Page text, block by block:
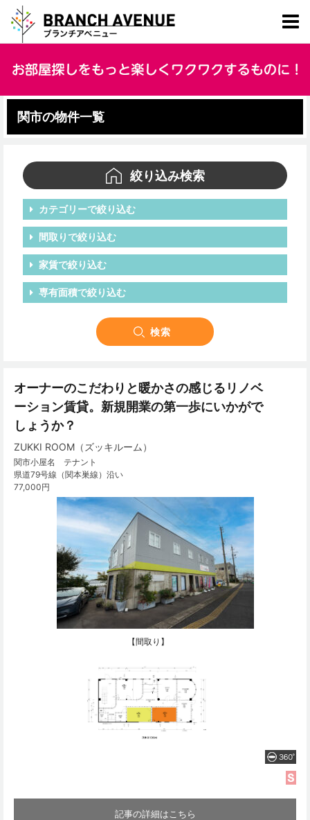
関市の物件一覧
絞り込み検索
カテゴリーで絞り込む
間取りで絞り込む
家賃で絞り込む
専有面積で絞り込む
オーナーのこだわりと暖かさの感じるリノベ
ーション賃貸。新規開業の第一歩にいかがで
しょうか？
ZUKKI ROOM（ズッキルーム）
関市小屋名 テナント
県道79号線（関本巣線）沿い
77,000円
【間取り】
記事の詳細はこちら